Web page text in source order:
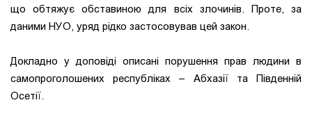
що обтяжує обставиною для всіх злочинів. Проте, за
даними НУО, уряд рідко застосовував цей закон.
Докладно у доповіді описані порушення прав людини в
самопроголошених республіках – Абхазії та Південній
Осетії.